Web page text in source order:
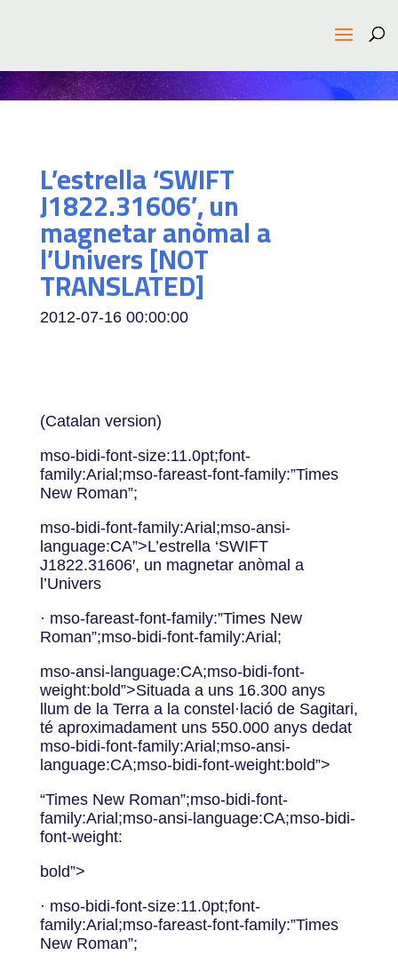
L’estrella ‘SWIFT
J1822.31606′, un
magnetar anòmal a
l’Univers [NOT
TRANSLATED]
2012-07-16 00:00:00
(Catalan version)
mso-bidi-font-size:11.0pt;font-
family:Arial;mso-fareast-font-family:”Times
New Roman”;
mso-bidi-font-family:Arial;mso-ansi-
language:CA”>L’estrella ‘SWIFT
J1822.31606′, un magnetar anòmal a
l’Univers
· mso-fareast-font-family:”Times New
Roman”;mso-bidi-font-family:Arial;
mso-ansi-language:CA;mso-bidi-font-
weight:bold”>Situada a uns 16.300 anys
llum de la Terra a la constel·lació de Sagitari,
té aproximadament uns 550.000 anys dedat
mso-bidi-font-family:Arial;mso-ansi-
language:CA;mso-bidi-font-weight:bold”>
“Times New Roman”;mso-bidi-font-
family:Arial;mso-ansi-language:CA;mso-bidi-
font-weight:
bold”>
· mso-bidi-font-size:11.0pt;font-
family:Arial;mso-fareast-font-family:”Times
New Roman”;